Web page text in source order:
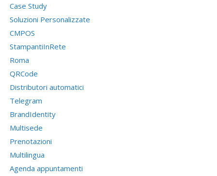
Case Study
Soluzioni Personalizzate
CMPOS
StampantiInRete
Roma
QRCode
Distributori automatici
Telegram
BrandIdentity
Multisede
Prenotazioni
Multilingua
Agenda appuntamenti